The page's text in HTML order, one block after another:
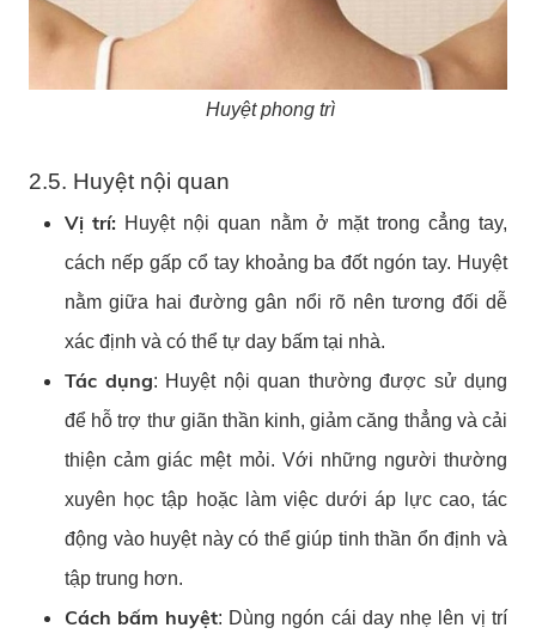
Huyệt phong trì
2.5. Huyệt nội quan
Vị trí: Huyệt nội quan nằm ở mặt trong cẳng tay,
cách nếp gấp cổ tay khoảng ba đốt ngón tay. Huyệt
nằm giữa hai đường gân nổi rõ nên tương đối dễ
xác định và có thể tự day bấm tại nhà.
Tác dụng: Huyệt nội quan thường được sử dụng
để hỗ trợ thư giãn thần kinh, giảm căng thẳng và cải
thiện cảm giác mệt mỏi. Với những người thường
xuyên học tập hoặc làm việc dưới áp lực cao, tác
động vào huyệt này có thể giúp tinh thần ổn định và
tập trung hơn.
Cách bấm huyệt: Dùng ngón cái day nhẹ lên vị trí